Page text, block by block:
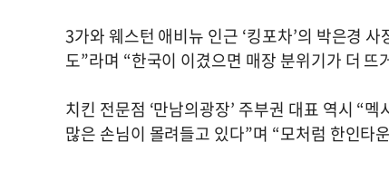
3가와 웨스턴 애비뉴 인근 ‘킹포차’의 박은경
도”라며 “한국이 이겼으면 매장 분위기가 더
치킨 전문점 ‘만남의광장’ 주부권 대표 역시 “
많은 손님이 몰려들고 있다”며 “모처럼 한인타